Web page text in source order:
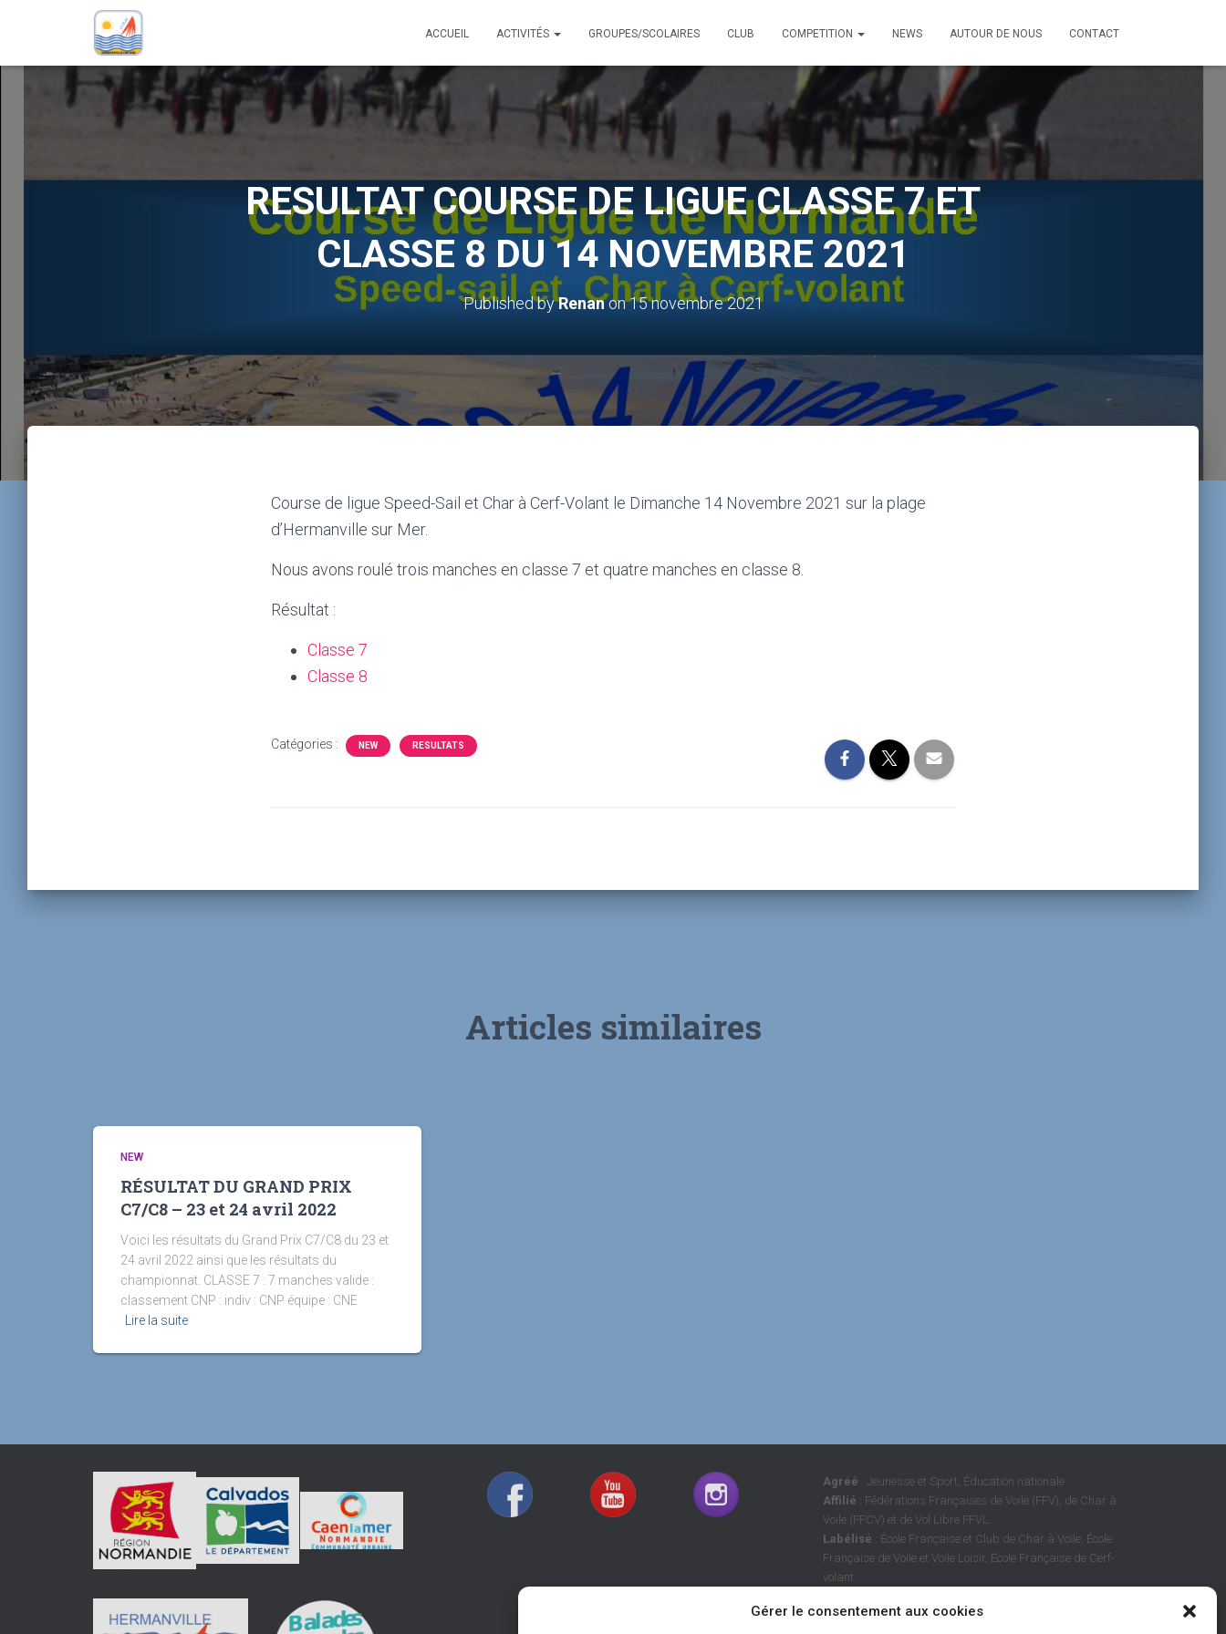
Gérer le consentement aux cookies
ACCUEIL ACTIVITÉS GROUPES/SCOLAIRES CLUB COMPETITION NEWS AUTOUR DE NOUS CONTACT
RESULTAT COURSE DE LIGUE CLASSE 7 ET
CLASSE 8 DU 14 NOVEMBRE 2021
Published byRenanon15 novembre 2021
Course de ligue Speed-Sail et Char à Cerf-Volant le Dimanche 14 Novembre 2021 sur la plage
d’Hermanville sur Mer.
Nous avons roulé trois manches en classe 7 et quatre manches en classe 8.
Résultat :
Classe 7
Classe 8
Catégories : NEW RESULTATS
Articles similaires
NEW
RÉSULTAT DU GRAND PRIX
C7/C8 – 23 et 24 avril 2022
Voici les résultats du Grand Prix C7/C8 du 23 et
24 avril 2022 ainsi que les résultats du
championnat. CLASSE 7 : 7 manches valide :
classement CNP : indiv : CNP équipe : CNE
Lire la suite
Agréé : Jeunesse et Sport, Éducation nationale.
Affilié : Fédérations Françaises de Voile (FFV), de Char à
Voile (FFCV) et de Vol Libre FFVL.
Labélisé : École Française et Club de Char à Voile, École
Française de Voile et Voile Loisir, École Française de Cerf-
volant.